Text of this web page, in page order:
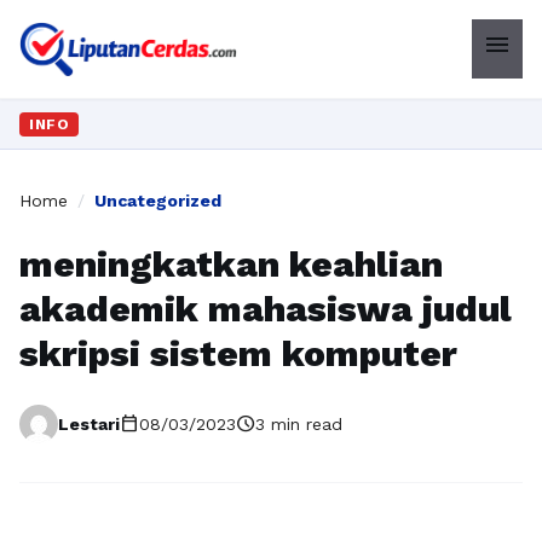
menu
INFO
Home / Uncategorized
meningkatkan keahlian
akademik mahasiswa judul
skripsi sistem komputer
Lestaricalendar_today08/03/2023schedule3 min read